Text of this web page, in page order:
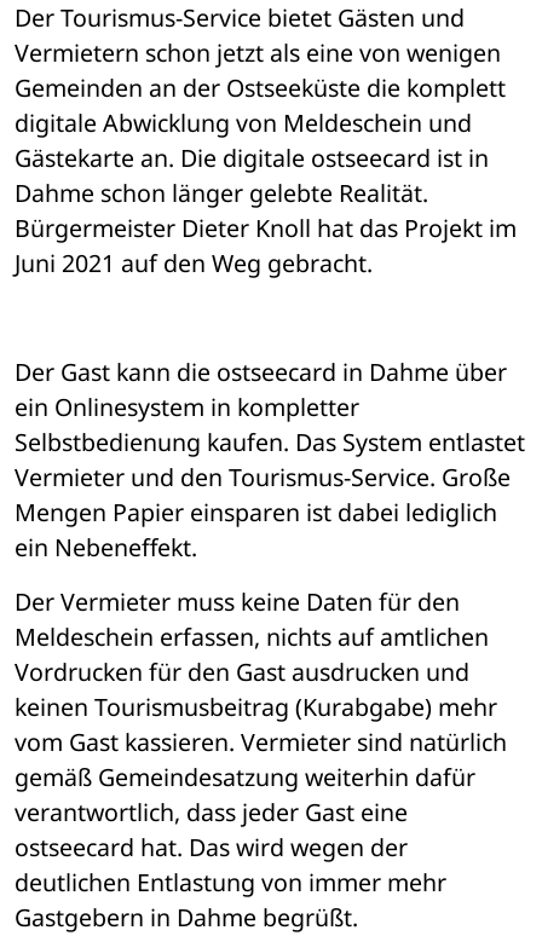
Der Tourismus-Service bietet Gästen und
Vermietern schon jetzt als eine von wenigen
Gemeinden an der Ostseeküste die komplett
digitale Abwicklung von Meldeschein und
Gästekarte an. Die digitale ostseecard ist in
Dahme schon länger gelebte Realität.
Bürgermeister Dieter Knoll hat das Projekt im
Juni 2021 auf den Weg gebracht.
Der Gast kann die ostseecard in Dahme über
ein Onlinesystem in kompletter
Selbstbedienung kaufen. Das System entlastet
Vermieter und den Tourismus-Service. Große
Mengen Papier einsparen ist dabei lediglich
ein Nebeneffekt.
Der Vermieter muss keine Daten für den
Meldeschein erfassen, nichts auf amtlichen
Vordrucken für den Gast ausdrucken und
keinen Tourismusbeitrag (Kurabgabe) mehr
vom Gast kassieren. Vermieter sind natürlich
gemäß Gemeindesatzung weiterhin dafür
verantwortlich, dass jeder Gast eine
ostseecard hat. Das wird wegen der
deutlichen Entlastung von immer mehr
Gastgebern in Dahme begrüßt.